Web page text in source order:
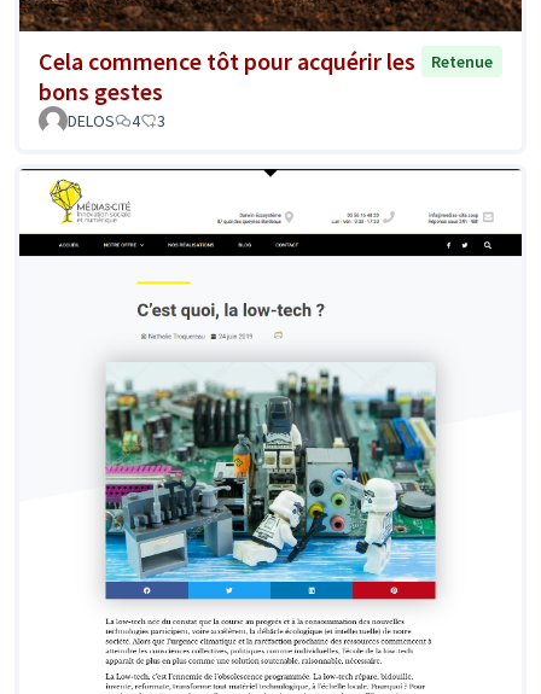
Cela commence tôt pour acquérir les
bons gestes
Retenue
DELOS 4 3